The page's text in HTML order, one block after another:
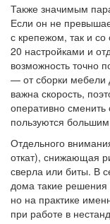
Также значимым
Если он не
с крепежом, так и
20 настройками и
возможность точно
— от сборки мебели
важна скорость,
оперативно
пользуются
Отдельного
откат), снижающая
сверла или биты. В
дома такие решения
но на практике
при работе в